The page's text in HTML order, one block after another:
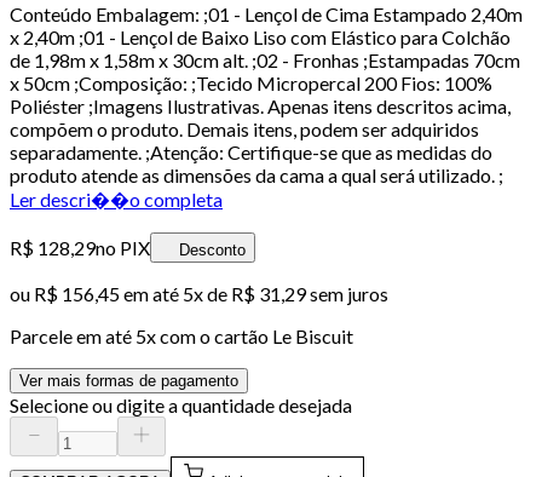
Conteúdo Embalagem: ;01 - Lençol de Cima Estampado 2,40m
x 2,40m ;01 - Lençol de Baixo Liso com Elástico para Colchão
de 1,98m x 1,58m x 30cm alt. ;02 - Fronhas ;Estampadas 70cm
x 50cm ;Composição: ;Tecido Micropercal 200 Fios: 100%
Poliéster ;Imagens Ilustrativas. Apenas itens descritos acima,
compõem o produto. Demais itens, podem ser adquiridos
separadamente. ;Atenção: Certifique-se que as medidas do
produto atende as dimensões da cama a qual será utilizado. ;
Ler descri��o completa
R$ 128,29no PIX Desconto
ou R$ 156,45em até 5x de R$ 31,29 sem juros
Parcele em até 5x com o cartão Le Biscuit
Ver mais formas de pagamento
Selecione ou digite a quantidade desejada